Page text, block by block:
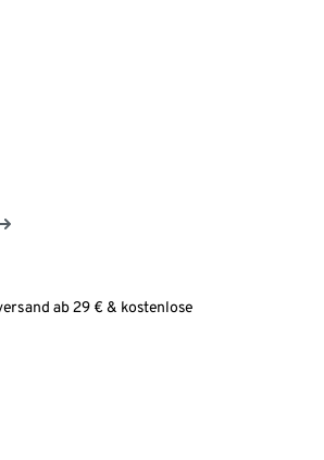
ab 29 € & kostenlose